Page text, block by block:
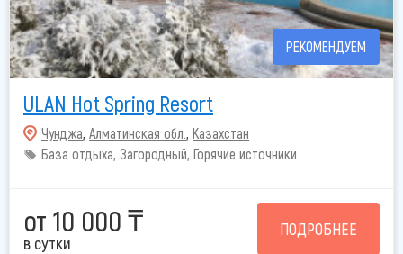
РЕКОМЕНДУЕМ
ULAN Hot Spring Resort
Чунджа Алматинская обл. Казахстан
База отдыха, Загородный, Горячие источники
от 10 000 ₸
в сутки
ПОДРОБНЕЕ